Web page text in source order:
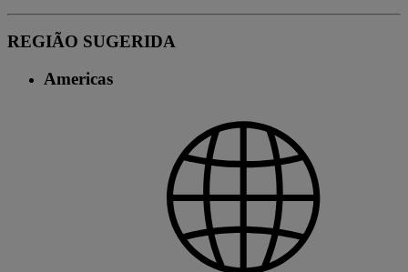
REGIÃO SUGERIDA
Americas